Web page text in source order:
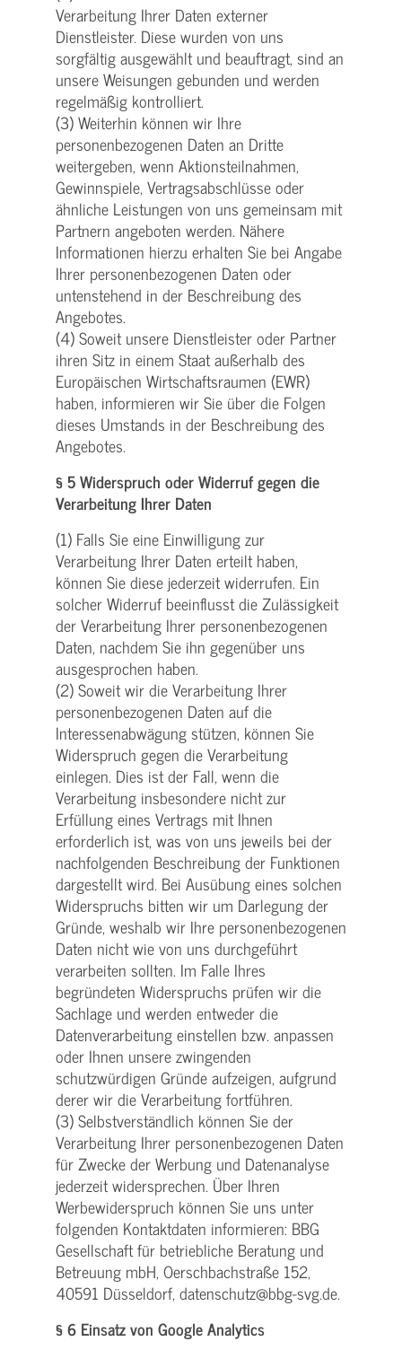
Verarbeitung Ihrer Daten externer
Dienstleister. Diese wurden von uns
sorgfältig ausgewählt und beauftragt, sind an
unsere Weisungen gebunden und werden
regelmäßig kontrolliert.
(3) Weiterhin können wir Ihre
personenbezogenen Daten an Dritte
weitergeben, wenn Aktionsteilnahmen,
Gewinnspiele, Vertragsabschlüsse oder
ähnliche Leistungen von uns gemeinsam mit
Partnern angeboten werden. Nähere
Informationen hierzu erhalten Sie bei Angabe
Ihrer personenbezogenen Daten oder
untenstehend in der Beschreibung des
Angebotes.
(4) Soweit unsere Dienstleister oder Partner
ihren Sitz in einem Staat außerhalb des
Europäischen Wirtschaftsraumen (EWR)
haben, informieren wir Sie über die Folgen
dieses Umstands in der Beschreibung des
Angebotes.
§ 5 Widerspruch oder Widerruf gegen die
Verarbeitung Ihrer Daten
(1) Falls Sie eine Einwilligung zur
Verarbeitung Ihrer Daten erteilt haben,
können Sie diese jederzeit widerrufen. Ein
solcher Widerruf beeinflusst die Zulässigkeit
der Verarbeitung Ihrer personenbezogenen
Daten, nachdem Sie ihn gegenüber uns
ausgesprochen haben.
(2) Soweit wir die Verarbeitung Ihrer
personenbezogenen Daten auf die
Interessenabwägung stützen, können Sie
Widerspruch gegen die Verarbeitung
einlegen. Dies ist der Fall, wenn die
Verarbeitung insbesondere nicht zur
Erfüllung eines Vertrags mit Ihnen
erforderlich ist, was von uns jeweils bei der
nachfolgenden Beschreibung der Funktionen
dargestellt wird. Bei Ausübung eines solchen
Widerspruchs bitten wir um Darlegung der
Gründe, weshalb wir Ihre personenbezogenen
Daten nicht wie von uns durchgeführt
verarbeiten sollten. Im Falle Ihres
begründeten Widerspruchs prüfen wir die
Sachlage und werden entweder die
Datenverarbeitung einstellen bzw. anpassen
oder Ihnen unsere zwingenden
schutzwürdigen Gründe aufzeigen, aufgrund
derer wir die Verarbeitung fortführen.
(3) Selbstverständlich können Sie der
Verarbeitung Ihrer personenbezogenen Daten
für Zwecke der Werbung und Datenanalyse
jederzeit widersprechen. Über Ihren
Werbewiderspruch können Sie uns unter
folgenden Kontaktdaten informieren: BBG
Gesellschaft für betriebliche Beratung und
Betreuung mbH, Oerschbachstraße 152,
40591 Düsseldorf, datenschutz@bbg-svg.de.
§ 6 Einsatz von Google Analytics